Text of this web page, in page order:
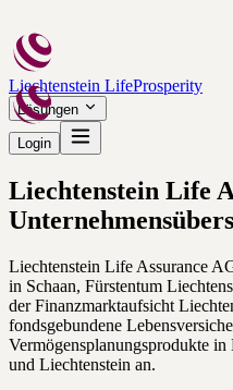
Liechtenstein LifeProsperity
Lösungen
Login
Liechtenstein Life
Liechtenstein Life Assurance
in Schaan, Fürstentum
der Finanzmarktaufsicht
fondsgebundene
Vermögensplanungsprodukte
und Liechtenstein an.